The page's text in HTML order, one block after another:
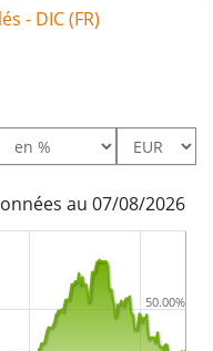
complète). Les
ETF Dist est un
gestion à hauteur
- DIC (FR)
au 07/08/2026
50.00%